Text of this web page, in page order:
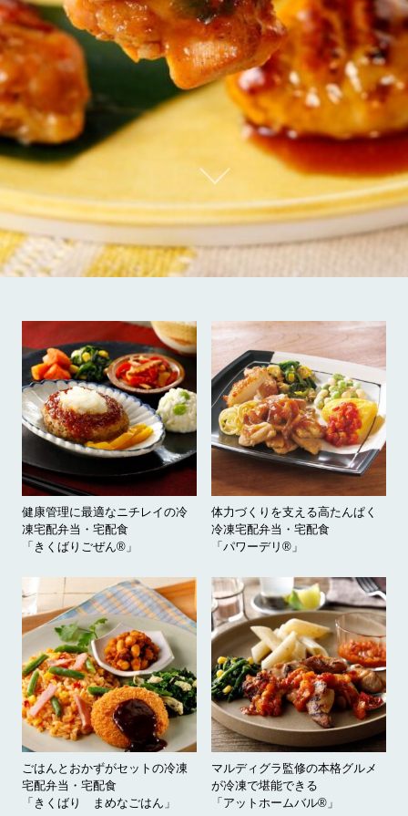
健康管理に最適なニチレイの冷
凍宅配弁当・宅配食
「きくばりごぜん®」
体力づくりを支える高たんぱく
冷凍宅配弁当・宅配食
「パワーデリ®」
ごはんとおかずがセットの冷凍
宅配弁当・宅配食
「きくばり まめなごはん」
マルディグラ監修の本格グルメ
が冷凍で堪能できる
「アットホームバル®」